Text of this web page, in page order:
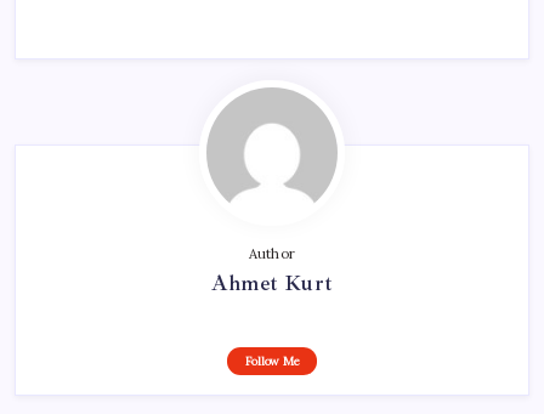
Author
Ahmet Kurt
Follow Me